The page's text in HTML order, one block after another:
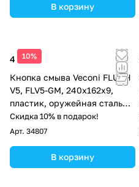
В корзину
10%
4 513 ₽
Кнопка смыва Veconi FLUSH
V5, FLV5-GM, 240х162х9,
пластик, оружейная сталь
матовая
Скидка 10% в подарок!
Арт. 34807
В корзину